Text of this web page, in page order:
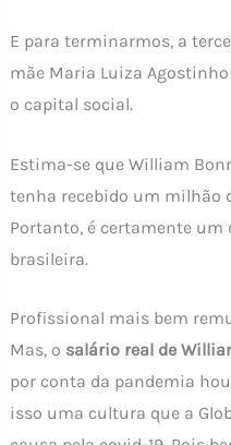
E para terminarmos, a
mãe Maria Luiza
o capital social.
Estima-se que William
tenha recebido um milhão
Portanto, é certamente um
brasileira.
Profissional mais bem
Mas, o salário real de
por conta da pandemia
isso uma cultura que a